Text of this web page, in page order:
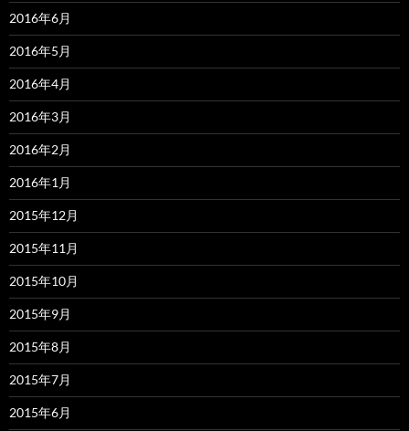
2016年6月
2016年5月
2016年4月
2016年3月
2016年2月
2016年1月
2015年12月
2015年11月
2015年10月
2015年9月
2015年8月
2015年7月
2015年6月